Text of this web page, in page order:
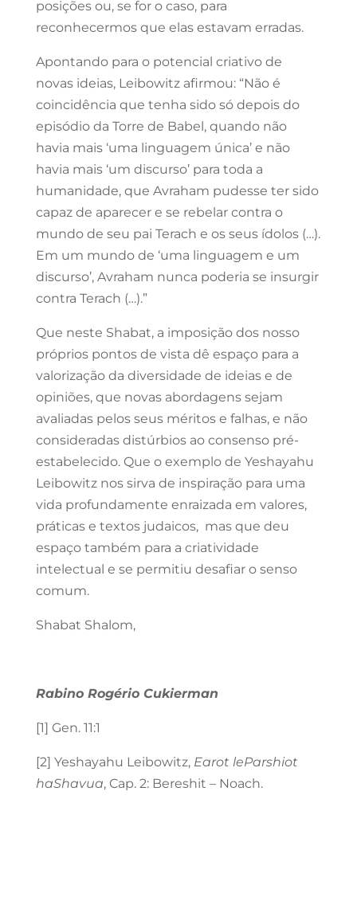
posições ou, se for o caso, para
reconhecermos que elas estavam erradas.
Apontando para o potencial criativo de
novas ideias, Leibowitz afirmou: “Não é
coincidência que tenha sido só depois do
episódio da Torre de Babel, quando não
havia mais ‘uma linguagem única’ e não
havia mais ‘um discurso’ para toda a
humanidade, que Avraham pudesse ter sido
capaz de aparecer e se rebelar contra o
mundo de seu pai Terach e os seus ídolos (…).
Em um mundo de ‘uma linguagem e um
discurso’, Avraham nunca poderia se insurgir
contra Terach (…).”
Que neste Shabat, a imposição dos nosso
próprios pontos de vista dê espaço para a
valorização da diversidade de ideias e de
opiniões, que novas abordagens sejam
avaliadas pelos seus méritos e falhas, e não
consideradas distúrbios ao consenso pré-
estabelecido. Que o exemplo de Yeshayahu
Leibowitz nos sirva de inspiração para uma
vida profundamente enraizada em valores,
práticas e textos judaicos, mas que deu
espaço também para a criatividade
intelectual e se permitiu desafiar o senso
comum.
Shabat Shalom,
Rabino Rogério Cukierman
[1] Gen. 11:1
[2] Yeshayahu Leibowitz, Earot leParshiot
haShavua, Cap. 2: Bereshit – Noach.